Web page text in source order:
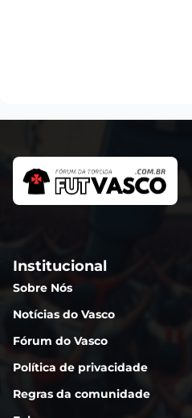
Institucional
Sobre Nós
Notícias do Vasco
Fórum do Vasco
Política de privacidade
Regras da comunidade